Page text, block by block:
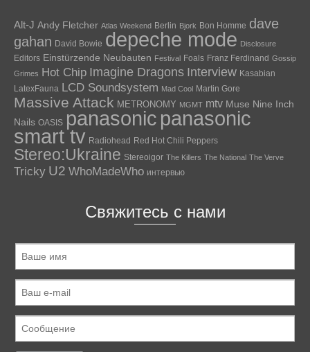
Alt-J Andy Fletcher Atlas Weekend Berlin Bjork Bon Homme dave
gahan David Bowie depeche mode Disclosure
Editors Einstürzende Neubauten Festival Foals Franz Ferdinand Gossip
Grimes Hot Chip Imagine Dragons Interview Kasabian
LatexFauna LCD Soundsystem Mad Cool Martin Gore
Massive Attack METRONOMY MGMT mtv Muse Nine Inch
Nails OASIS panasonic panasonic
smart tv Radiohead Red Hot Chili Peppers
Stereo:Ukraine Stereoigor The Killers The National The Verve
Tricky U2 WhoMadeWho интервью
Свяжитесь с нами